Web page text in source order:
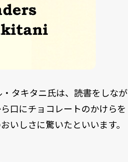
タキタニ氏は、読書をしなが
口にチョコレートのかけらを
いしさに驚いたといいます。